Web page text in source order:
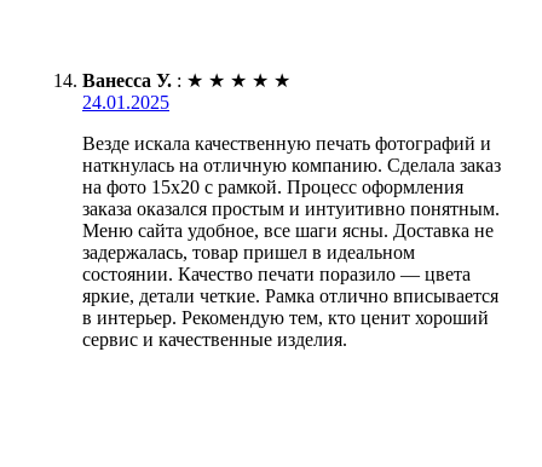
Ванесса У. : ★ ★ ★ ★ ★
24.01.2025
Везде искала качественную печать фотографий и
наткнулась на отличную компанию. Сделала заказ
на фото 15х20 с рамкой. Процесс оформления
заказа оказался простым и интуитивно понятным.
Меню сайта удобное, все шаги ясны. Доставка не
задержалась, товар пришел в идеальном
состоянии. Качество печати поразило — цвета
яркие, детали четкие. Рамка отлично вписывается
в интерьер. Рекомендую тем, кто ценит хороший
сервис и качественные изделия.